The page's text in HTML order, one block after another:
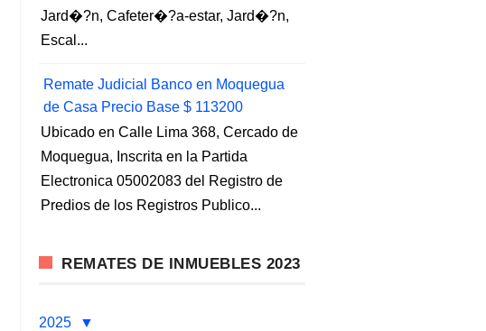
Jard�?n, Cafeter�?a-estar, Jard�?n,
Escal...
Remate Judicial Banco en Moquegua
de Casa Precio Base $ 113200
Ubicado en Calle Lima 368, Cercado de
Moquegua, Inscrita en la Partida
Electronica 05002083 del Registro de
Predios de los Registros Publico...
REMATES DE INMUEBLES 2023
2025